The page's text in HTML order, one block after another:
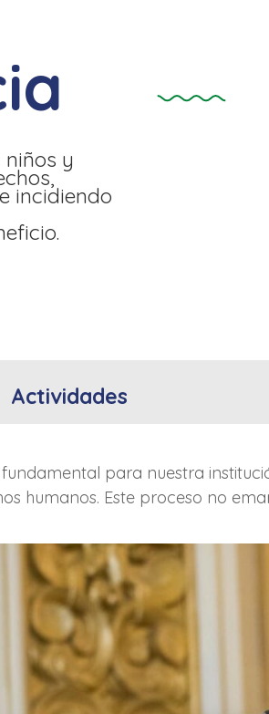
y
incidiendo
Actividades
para nuestra
humanos. Este proceso no